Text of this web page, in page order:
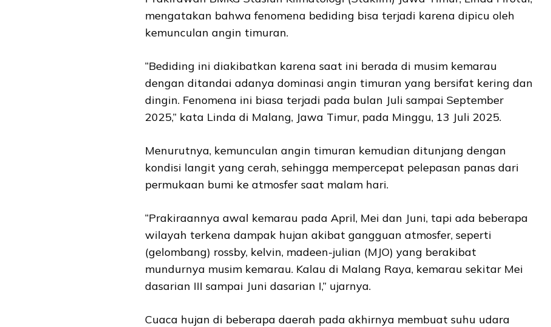
mengatakan bahwa fenomena bediding bisa terjadi karena dipicu oleh
kemunculan angin timuran.
“Bediding ini diakibatkan karena saat ini berada di musim kemarau
dengan ditandai adanya dominasi angin timuran yang bersifat kering dan
dingin. Fenomena ini biasa terjadi pada bulan Juli sampai September
2025,” kata Linda di Malang, Jawa Timur, pada Minggu, 13 Juli 2025.
Menurutnya, kemunculan angin timuran kemudian ditunjang dengan
kondisi langit yang cerah, sehingga mempercepat pelepasan panas dari
permukaan bumi ke atmosfer saat malam hari.
“Prakiraannya awal kemarau pada April, Mei dan Juni, tapi ada beberapa
wilayah terkena dampak hujan akibat gangguan atmosfer, seperti
(gelombang) rossby, kelvin, madeen-julian (MJO) yang berakibat
mundurnya musim kemarau. Kalau di Malang Raya, kemarau sekitar Mei
dasarian III sampai Juni dasarian I,” ujarnya.
Cuaca hujan di beberapa daerah pada akhirnya membuat suhu udara